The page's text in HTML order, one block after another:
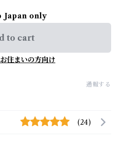
Japan only
to cart
住まいの方向け
通報する
(24)